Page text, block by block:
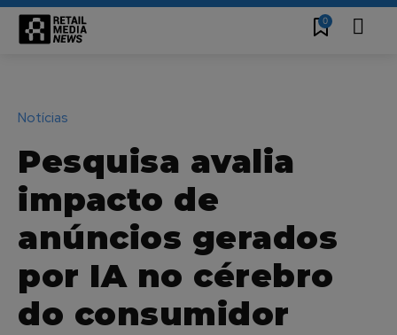
0
Notícias
Pesquisa avalia
impacto de
anúncios gerados
por IA no cérebro
do consumidor